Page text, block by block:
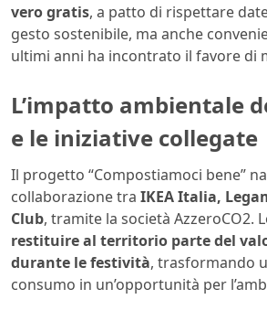
vero gratis, a patto di rispettare
gesto sostenibile, ma anche
ultimi anni ha incontrato il favore di
L’impatto ambientale
e le iniziative collegate
Il progetto “Compostiamoci bene”
collaborazione tra IKEA Italia,
Club, tramite la società AzzeroCO2.
restituire al territorio parte del
durante le festività, trasformando
consumo in un’opportunità per